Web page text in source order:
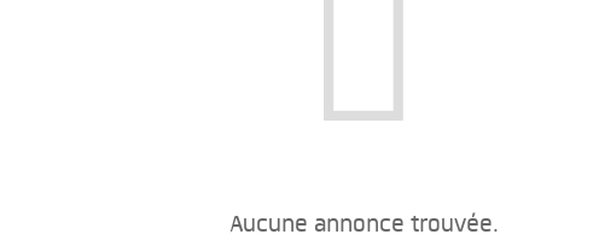
Aucune annonce trouvée.